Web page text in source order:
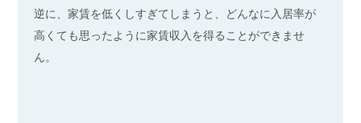
逆に、家賃を低くしすぎてしまうと、どんなに入居率が
高くても思ったように家賃収入を得ることができませ
ん。